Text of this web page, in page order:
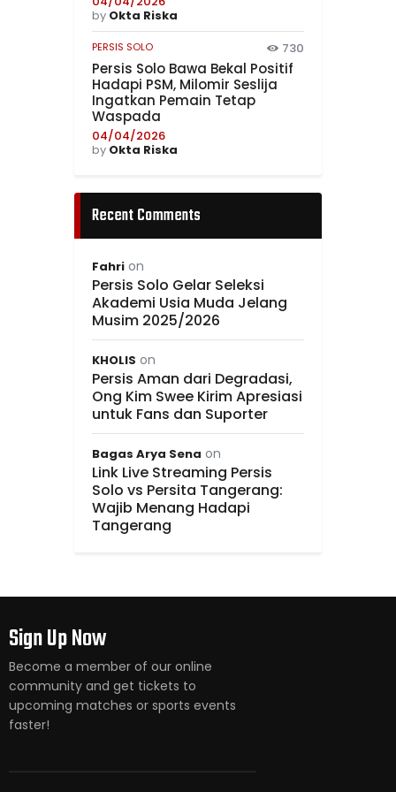
by Okta Riska
PERSIS SOLO 730
Persis Solo Bawa Bekal Positif
Hadapi PSM, Milomir Seslija
Ingatkan Pemain Tetap
Waspada
04/04/2026
by Okta Riska
Recent Comments
Fahri on
Persis Solo Gelar Seleksi
Akademi Usia Muda Jelang
Musim 2025/2026
KHOLIS on
Persis Aman dari Degradasi,
Ong Kim Swee Kirim Apresiasi
untuk Fans dan Suporter
Bagas Arya Sena on
Link Live Streaming Persis
Solo vs Persita Tangerang:
Wajib Menang Hadapi
Tangerang
Sign Up Now
Become a member of our online
community and get tickets to
upcoming matches or sports events
faster!